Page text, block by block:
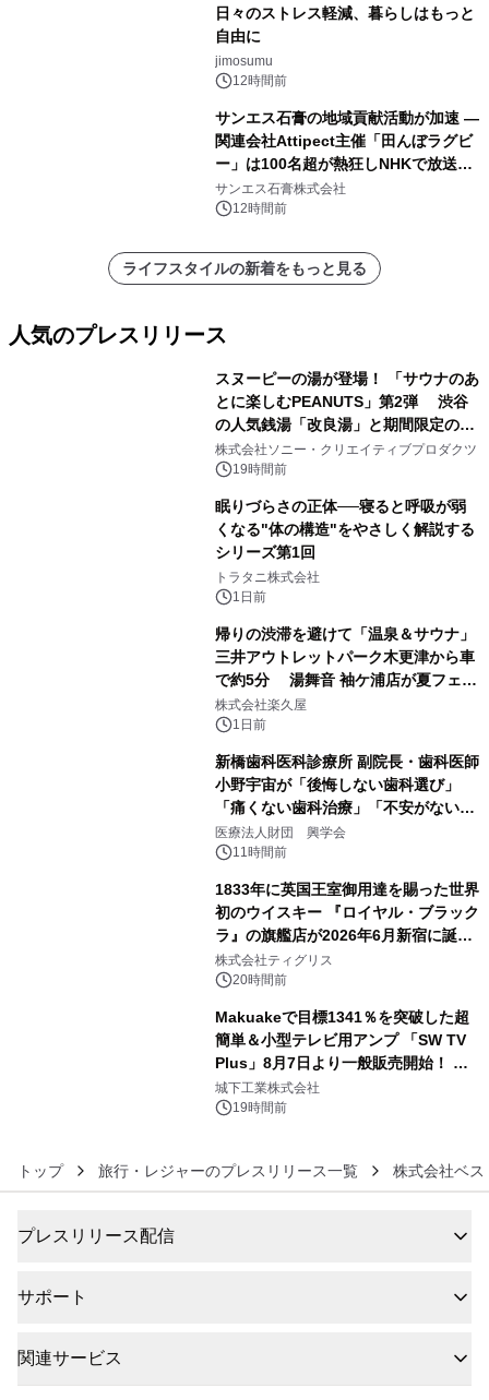
日々のストレス軽減、暮らしはもっと
自由に
jimosumu
12時間前
サンエス石膏の地域貢献活動が加速 ―
関連会社Attipect主催「田んぼラグビ
ー」は100名超が熱狂しNHKで放送さ
れました。
サンエス石膏株式会社
12時間前
ライフスタイルの新着をもっと見る
人気のプレスリリース
スヌーピーの湯が登場！ 「サウナのあ
とに楽しむPEANUTS」第2弾 渋谷
の人気銭湯「改良湯」と期間限定のコ
ラボレーション サウナイキタイコラ
ボグッズも発売決定！
株式会社ソニー・クリエイティブプロダクツ
19時間前
眠りづらさの正体──寝ると呼吸が弱
くなる"体の構造"をやさしく解説する
シリーズ第1回
トラタニ株式会社
1日前
帰りの渋滞を避けて「温泉＆サウナ」
三井アウトレットパーク木更津から車
で約5分 湯舞音 袖ケ浦店が夏フェア
メニューを提供
株式会社楽久屋
1日前
新橋歯科医科診療所 副院長・歯科医師
小野宇宙が「後悔しない歯科選び」
「痛くない歯科治療」「不安がない治
療計画」をテーマに専門監修
医療法人財団 興学会
11時間前
1833年に英国王室御用達を賜った世界
初のウイスキー 『ロイヤル・ブラック
ラ』の旗艦店が2026年6月新宿に誕
生 バカルディ ジャパンと連携した
没入型バー「BAR Arca」
株式会社ティグリス
20時間前
Makuakeで目標1341％を突破した超
簡単＆小型テレビ用アンプ 「SW TV
Plus」8月7日より一般販売開始！ ケ
ーブル1本つなぐだけ、テレビの音が
ぐっと豊かに
城下工業株式会社
19時間前
トップ 旅行・レジャーのプレスリリース一覧 株式会社ベ
プレスリリース配信
サポート
関連サービス